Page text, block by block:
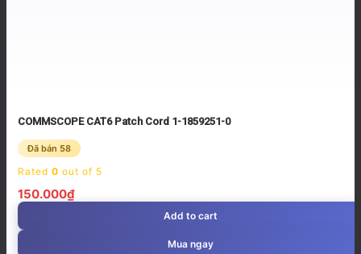
COMMSCOPE CAT6 Patch Cord 1-1859251-0
Đã bán 58
Rated 0 out of 5
150.000₫
Add to cart
Mua ngay